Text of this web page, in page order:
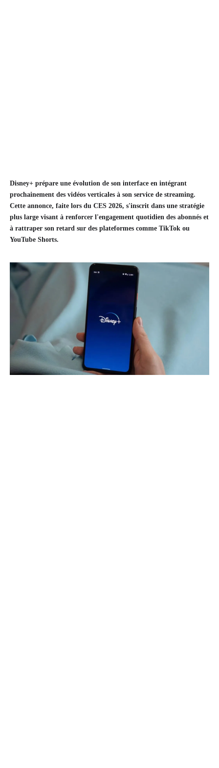
Disney+ prépare une évolution de son interface en intégrant
prochainement des vidéos verticales à son service de streaming.
Cette annonce, faite lors du CES 2026, s'inscrit dans une stratégie
plus large visant à renforcer l'engagement quotidien des abonnés et
à rattraper son retard sur des plateformes comme TikTok ou
YouTube Shorts.